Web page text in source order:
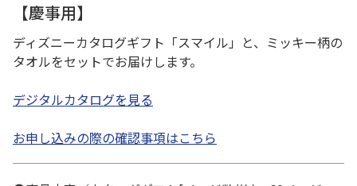
【慶事用】
ディズニーカタログギフト「スマイル」と、ミッキー柄の
タオルをセットでお届けします。
デジタルカタログを見る
お申し込みの際の確認事項はこちら